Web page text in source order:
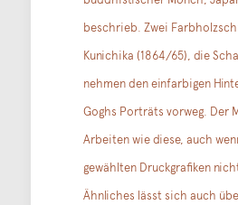
beschrieb. Zwei
Kunichika (1864/65), die
nehmen den einfarbigen
Goghs Porträts vorweg. Der
Arbeiten wie diese, auch
gewählten Druckgrafiken
Ähnliches lässt sich auch